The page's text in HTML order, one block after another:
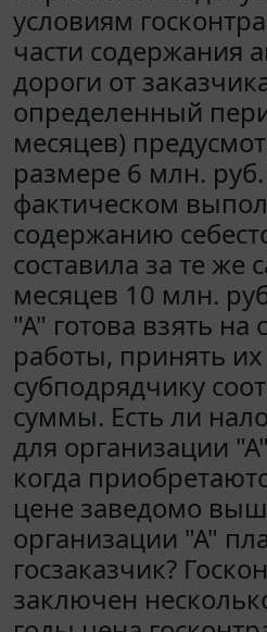
условиям
части содержания
дороги от
определенный
месяцев)
размере 6 млн.
фактическом
содержанию
составила за те же
месяцев 10 млн.
"А" готова взять
работы, принять
субподрядчику
суммы. Есть ли
для организации
когда
цене заведомо
организации "А"
госзаказчик?
заключен